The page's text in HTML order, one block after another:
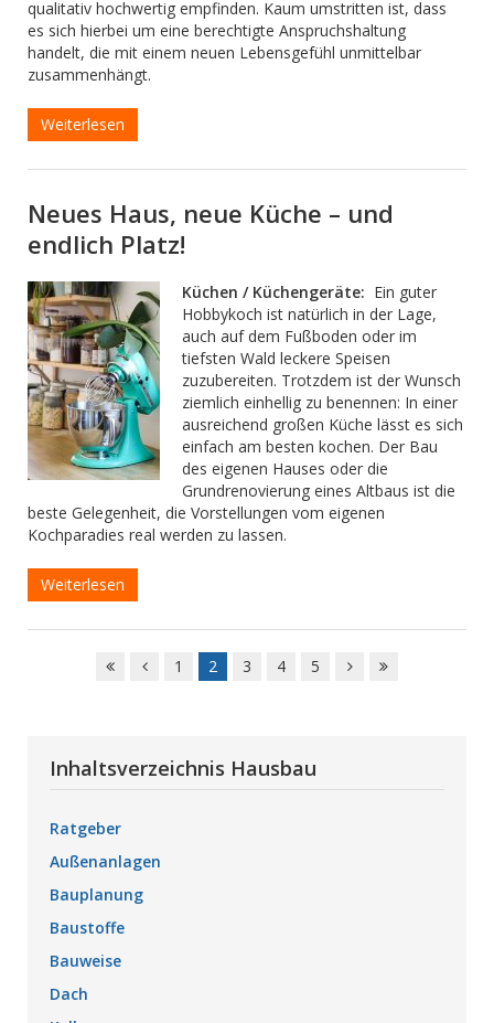
qualitativ hochwertig empfinden. Kaum umstritten ist, dass
es sich hierbei um eine berechtigte Anspruchshaltung
handelt, die mit einem neuen Lebensgefühl unmittelbar
zusammenhängt.
Weiterlesen
Neues Haus, neue Küche – und
endlich Platz!
Küchen / Küchengeräte: Ein guter
Hobbykoch ist natürlich in der Lage,
auch auf dem Fußboden oder im
tiefsten Wald leckere Speisen
zuzubereiten. Trotzdem ist der Wunsch
ziemlich einhellig zu benennen: In einer
ausreichend großen Küche lässt es sich
einfach am besten kochen. Der Bau
des eigenen Hauses oder die
Grundrenovierung eines Altbaus ist die
beste Gelegenheit, die Vorstellungen vom eigenen
Kochparadies real werden zu lassen.
Weiterlesen
1 2 3 4 5
Inhaltsverzeichnis Hausbau
Ratgeber
Außenanlagen
Bauplanung
Baustoffe
Bauweise
Dach